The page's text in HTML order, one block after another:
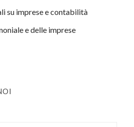
su imprese e contabilità
e delle imprese